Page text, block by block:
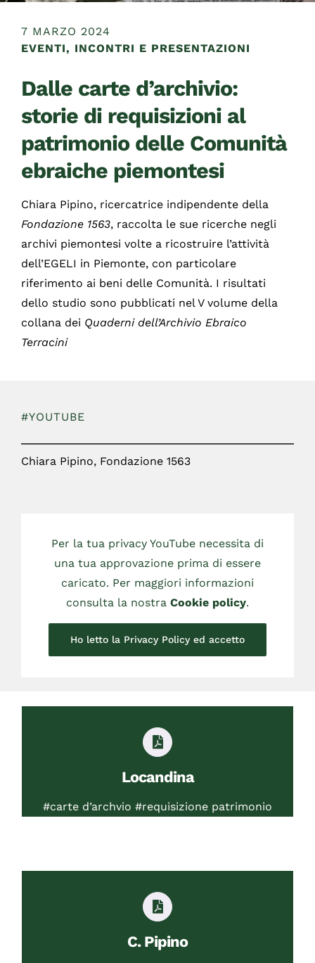
7 MARZO 2024
EVENTI, INCONTRI E PRESENTAZIONI
Dalle carte d’archivio:
storie di requisizioni al
patrimonio delle Comunità
ebraiche piemontesi
Chiara Pipino, ricercatrice indipendente della
Fondazione 1563, raccolta le sue ricerche negli
archivi piemontesi volte a ricostruire l’attività
dell’EGELI in Piemonte, con particolare
riferimento ai beni delle Comunità. I risultati
dello studio sono pubblicati nel V volume della
collana dei Quaderni dell’Archivio Ebraico
Terracini
#YOUTUBE
Chiara Pipino, Fondazione 1563
Per la tua privacy YouTube necessita di
una tua approvazione prima di essere
caricato. Per maggiori informazioni
consulta la nostra Cookie policy.
Ho letto la Privacy Policy ed accetto
Locandina
#carte d’archvio #requisizione patrimonio
C. Pipino